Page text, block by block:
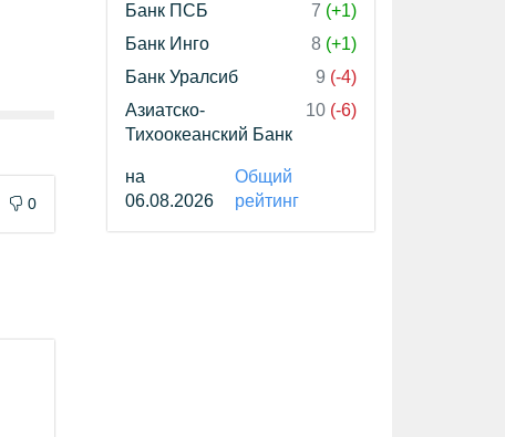
0
Банк ПСБ
7 (+1)
Банк Инго
8 (+1)
Банк Уралсиб
9 (-4)
Азиатско-
Тихоокеанский Банк
10 (-6)
на
06.08.2026
Общий
рейтинг